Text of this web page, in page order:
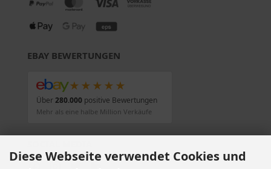
EBAY BEWERTUNGEN
★★★★★
Über280.000 positive Bewertungen
Mehr als eine halbe Million Verkäufe
Diese Webseite verwendet Cookies und